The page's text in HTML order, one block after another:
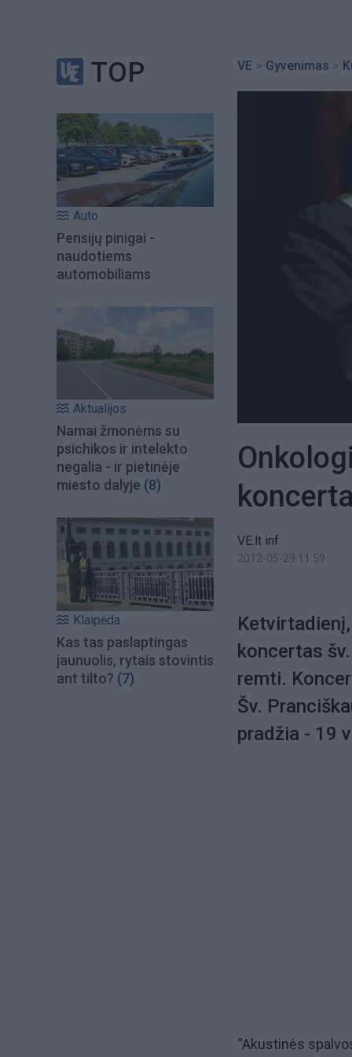
TOP
Auto
Pensijų pinigai -
naudotiems
automobiliams
Aktualijos
Namai žmonėms su
psichikos ir intelekto
negalia - ir pietinėje
miesto dalyje (8)
Klaipėda
Kas tas paslaptingas
jaunuolis, rytais stovintis
ant tilto? (7)
VE > Gyvenimas >
VE.lt inf.
2012-05-29 11:59
koncertas
remti.
Šv.
pradžia - 19
“Akustinės